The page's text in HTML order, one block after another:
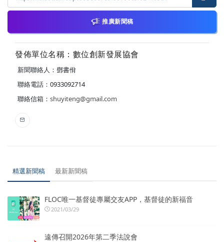
推廣新聞稿
發佈單位名稱：數位創新發展協會
新聞聯絡人：鄧書佾
聯絡電話：0933092714
聯絡信箱： shuyiteng@gmail.com
精選新聞稿 最新新聞稿
FLOC唯一基督徒專屬交友APP，基督徒的新福音
2021/03/29
遠傳召開2026年第二季法說會